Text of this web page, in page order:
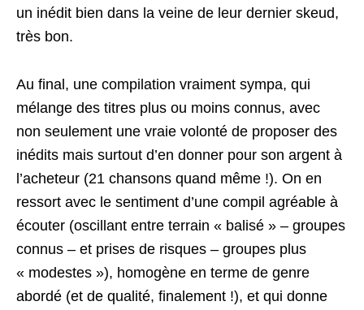
un inédit bien dans la veine de leur dernier skeud,
très bon.
Au final, une compilation vraiment sympa, qui
mélange des titres plus ou moins connus, avec
non seulement une vraie volonté de proposer des
inédits mais surtout d’en donner pour son argent à
l’acheteur (21 chansons quand même !). On en
ressort avec le sentiment d’une compil agréable à
écouter (oscillant entre terrain « balisé » – groupes
connus – et prises de risques – groupes plus
« modestes »), homogène en terme de genre
abordé (et de qualité, finalement !), et qui donne